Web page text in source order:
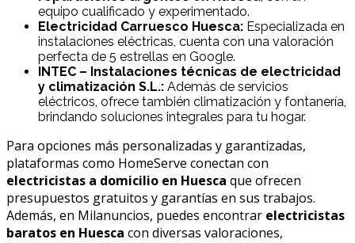
equipo cualificado y experimentado.
Electricidad Carruesco Huesca: Especializada en
instalaciones eléctricas, cuenta con una valoración
perfecta de 5 estrellas en Google.
INTEC – Instalaciones técnicas de electricidad
y climatización S.L.: Además de servicios
eléctricos, ofrece también climatización y fontanería,
brindando soluciones integrales para tu hogar.
Para opciones más personalizadas y garantizadas,
plataformas como HomeServe conectan con
electricistas a domicilio en Huesca que ofrecen
presupuestos gratuitos y garantías en sus trabajos.
Además, en Milanuncios, puedes encontrar electricistas
baratos en Huesca con diversas valoraciones,